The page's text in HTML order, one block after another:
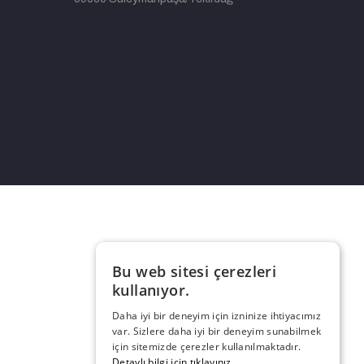
Bu web sitesi çerezleri
kullanıyor.
Daha iyi bir deneyim için izninize ihtiyacımız
var. Sizlere daha iyi bir deneyim sunabilmek
için sitemizde çerezler kullanılmaktadır.